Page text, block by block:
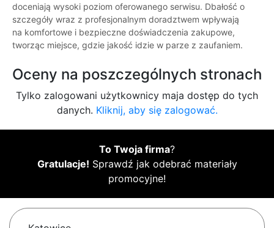
doceniają wysoki poziom oferowanego serwisu. Dbałość o
szczegóły wraz z profesjonalnym doradztwem wpływają
na komfortowe i bezpieczne doświadczenia zakupowe,
tworząc miejsce, gdzie jakość idzie w parze z zaufaniem.
Oceny na poszczególnych stronach
Tylko zalogowani użytkownicy maja dostęp do tych
danych. Kliknij, aby się zalogować.
To Twoja firma?
Gratulacje! Sprawdź jak odebrać materiały
promocyjne!